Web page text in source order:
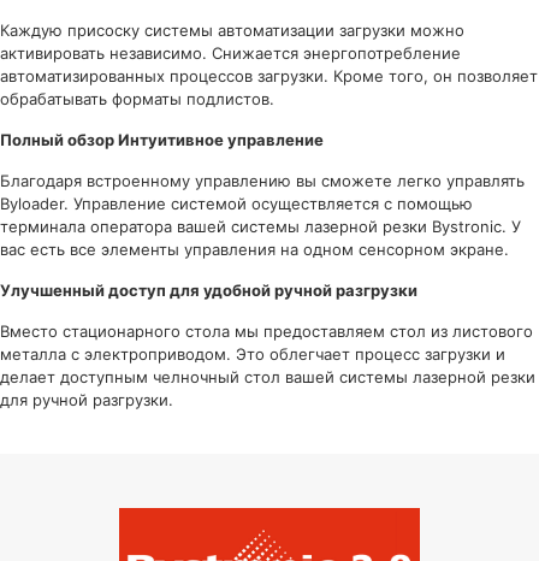
Каждую присоску системы автоматизации загрузки можно
активировать независимо. Снижается энергопотребление
автоматизированных процессов загрузки. Кроме того, он позволяет
обрабатывать форматы подлистов.
Полный обзорИнтуитивное управление
Благодаря встроенному управлению вы сможете легко управлять
Byloader. Управление системой осуществляется с помощью
терминала оператора вашей системы лазерной резки Bystronic. У
вас есть все элементы управления на одном сенсорном экране.
Улучшенный доступ для удобной ручной разгрузки
Вместо стационарного стола мы предоставляем стол из листового
металла с электроприводом. Это облегчает процесс загрузки и
делает доступным челночный стол вашей системы лазерной резки
для ручной разгрузки.